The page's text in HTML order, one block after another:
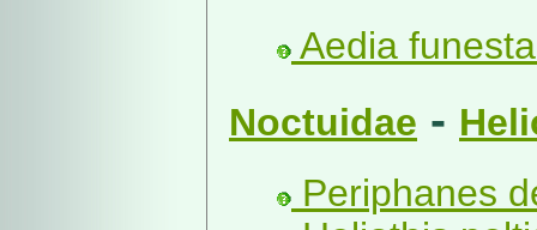
Aedia
Noctuidae -
Periphanes